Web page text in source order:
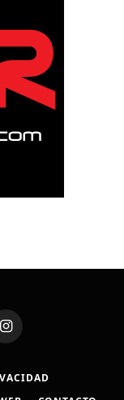
Instagram